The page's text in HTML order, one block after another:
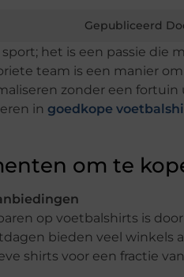
Gepubliceerd
het is een passie die
team is een manier
zonder een
in goedkope
om te
op voetbalshirts is
bieden veel
shirts voor een fractie